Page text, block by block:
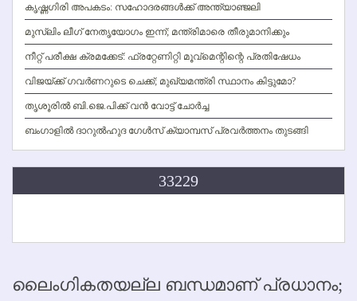
കൃഷ്ണഗിരി അപകടം: സഹോദരങ്ങള്‍ക്ക് അന്ത്യാഞ്ജലി
മുസ്ലിം ലീഗ് നേതൃയോഗം ഇന്ന്; മന്ത്രിമാരെ തീരുമാനിക്കും
നീറ്റ് പരീക്ഷ ക്രമക്കേട്: ഫ്രറ്റേണിറ്റി മൂവ്‌മെന്റിന്റെ പ്രതിഷേധം
വിജയ്ക്ക് ഗവര്‍ണറുടെ ചെക്ക്; മുഖ്യമന്ത്രി സ്ഥാനം കിട്ടുമോ?
തൃശൂരില്‍ ബി.ജെ.പിക്ക് വന്‍ വോട്ട് ചോര്‍ച്ച
ബംഗാളില്‍ ദാറുല്‍ഹുദ ഗേള്‍സ് ക്യാമ്പസ് പ്രവര്‍ത്തനം തുടങ്ങി
33229
ലൈംഗികതയല്ല ബന്ധമാണ് പ്രധാനം;